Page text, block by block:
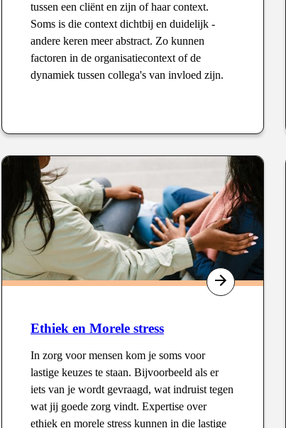
tussen een cliënt en zijn of haar context.
Soms is die context dichtbij en duidelijk -
andere keren meer abstract. Zo kunnen
factoren in de organisatiecontext of de
dynamiek tussen collega's van invloed zijn.
Ethiek en Morele stress
In zorg voor mensen kom je soms voor
lastige keuzes te staan. Bijvoorbeeld als er
iets van je wordt gevraagd, wat indruist tegen
wat jij goede zorg vindt. Expertise over
ethiek en morele stress kunnen in die lastige